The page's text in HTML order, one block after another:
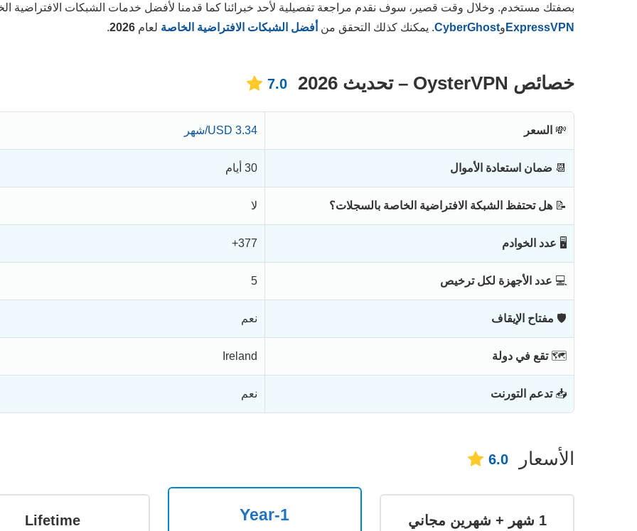
بصفتك مستخدم. وخلال وقت قصير، سوف نقدم مراجعة تفصيلية لأحد خبرائنا كما قدمنا لأفضل خدمات الشبكات الافتراضية
ExpressVPN وCyberGhost. يمكنك كذلك التحقق من أفضل الشبكات الافتراضية الخاصة لعام 2026
.
خصائص OysterVPN – تحديث 2026 7.0
💸 السعر 3.34 USD/شهر
📆 ضمان استعادة الأموال 30 أيام
📝 هل تحتفظ الشبكة الافتراضية الخاصة بالسجلات؟ لا
🖥 عدد الخوادم 377+
💻 عدد الأجهزة لكل ترخيص 5
🛡 مفتاح الإيقاف نعم
🗺 تقع في دولة Ireland
📥 تدعم التورنت نعم
الأسعار 6.0
1-Year
1 شهر + شهرين مجاني
Lifetime